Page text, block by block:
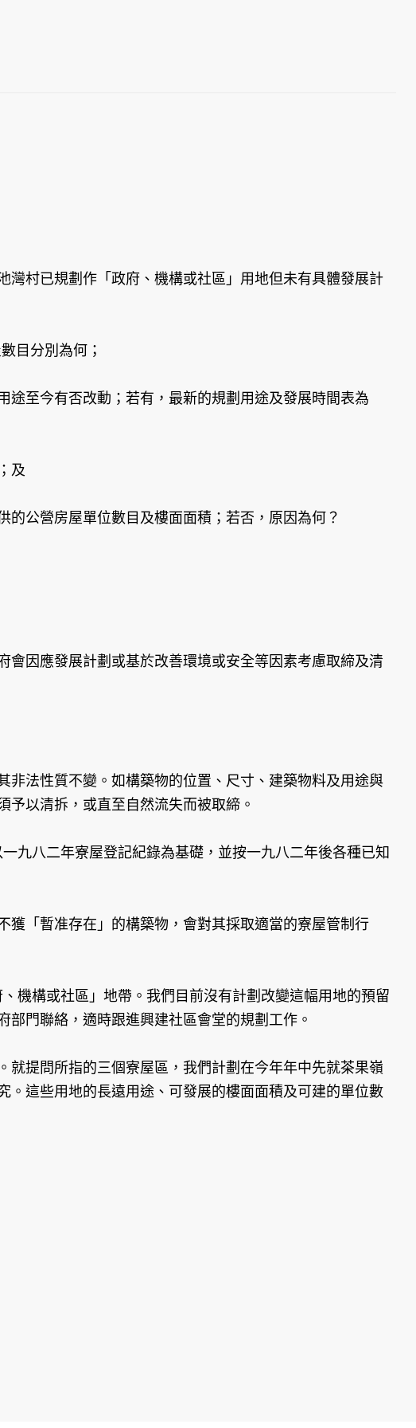
村已規劃作「政府、機構或社區」用地但未有具體發展計
目分別為何；
途至今有否改動；若有，最新的規劃用途及發展時間表為
及
的公營房屋單位數目及樓面面積；若否，原因為何？
因應發展計劃或基於改善環境或安全等因素考慮取締及清
非法性質不變。如構築物的位置、尺寸、建築物料及用途與
以清拆，或直至自然流失而被取締。
九八二年寮屋登記紀錄為基礎，並按一九八二年後各種已知
「暫准存在」的構築物，會對其採取適當的寮屋管制行
機構或社區」地帶。我們目前沒有計劃改變這幅用地的預留
門聯絡，適時跟進興建社區會堂的規劃工作。
就提問所指的三個寮屋區，我們計劃在今年年中先就茶果嶺
這些用地的長遠用途、可發展的樓面面積及可建的單位數